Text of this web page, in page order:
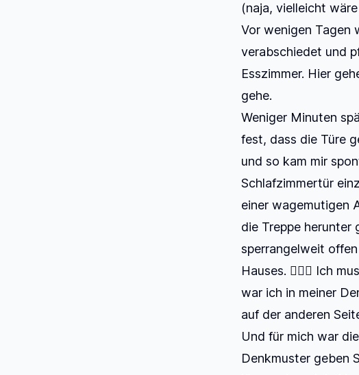
(naja, vielleicht
Vor wenigen Tagen
verabschiedet und
Esszimmer. Hier
gehe.
Weniger Minuten
fest, dass die Türe
und so kam mir
Schlafzimmertür
einer wagemutigen
die Treppe herunter
sperrangelweit
Hauses. 🤦🏻‍♂️ Ich
war ich in meiner
auf der anderen
Und für mich war
Denkmuster geben